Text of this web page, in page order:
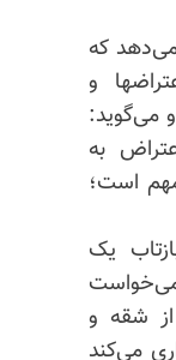
که
و
می‌گوید:
به
است؛
یک
از شقه و
می‌کند